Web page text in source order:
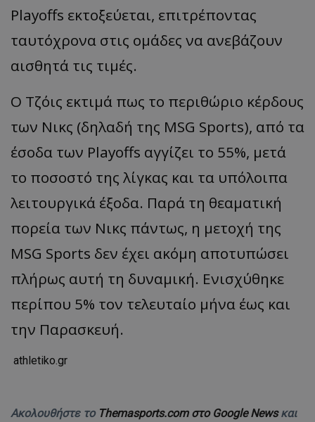
Playoffs εκτοξεύεται, επιτρέποντας
ταυτόχρονα στις ομάδες να ανεβάζουν
αισθητά τις τιμές.
Ο Τζόις εκτιμά πως το περιθώριο κέρδους
των Νικς (δηλαδή της MSG Sports), από τα
έσοδα των Playoffs αγγίζει το 55%, μετά
το ποσοστό της λίγκας και τα υπόλοιπα
λειτουργικά έξοδα. Παρά τη θεαματική
πορεία των Νικς πάντως, η μετοχή της
MSG Sports δεν έχει ακόμη αποτυπώσει
πλήρως αυτή τη δυναμική. Ενισχύθηκε
περίπου 5% τον τελευταίο μήνα έως και
την Παρασκευή.
athletiko.gr
Ακολουθήστε το Themasports.com στο Google Newsκαι